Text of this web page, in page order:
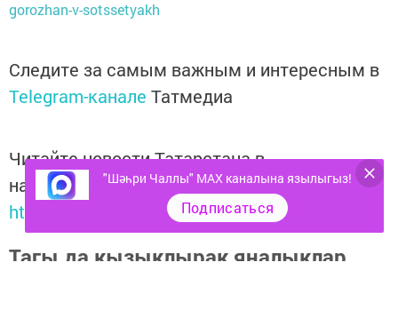
gorozhan-v-sotssetyakh
Следите за самым важным и интересным в
Telegram-канале Татмедиа
Читайте новости Татарстана в
национальном мессенджере MАХ:
https://max.ru/tatmedia
Тагы да кызыклырак яңалыклар,
"Шәһри Чаллы" MAX каналына язылыгыз!
Подписаться